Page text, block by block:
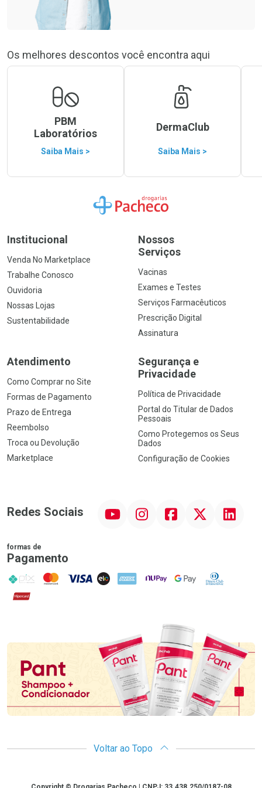
Os melhores descontos você encontra aqui
PBM
Laboratórios
Saiba Mais >
DermaClub
Saiba Mais >
Ir para a Home
Institucional
Venda No Marketplace
Trabalhe Conosco
Ouvidoria
Nossas Lojas
Sustentabilidade
Nossos
Serviços
Vacinas
Exames e Testes
Serviços Farmacêuticos
Prescrição Digital
Assinatura
Atendimento
Como Comprar no Site
Formas de Pagamento
Prazo de Entrega
Reembolso
Troca ou Devolução
Marketplace
Segurança e
Privacidade
Política de Privacidade
Portal do Titular de Dados
Pessoais
Como Protegemos os Seus
Dados
Configuração de Cookies
Redes Sociais InstagramFacebookTwitter Linkedin
formas de
Pagamento
PIX MasterCard
VISA ELO AMEX NuPay Google PayDiners Club
Hipercard
Promoção em Destaque
Voltar ao Topo
Copyright